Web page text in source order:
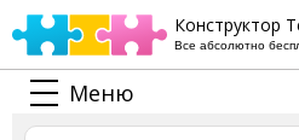
Конструктор
Все абсолютно
Меню